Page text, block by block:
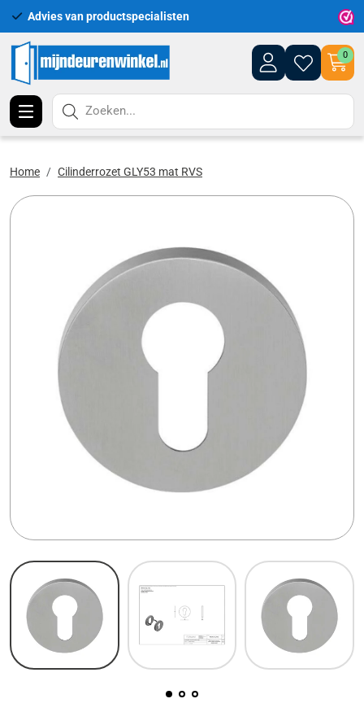
Advies van productspecialisten
0
Zoeken...
Home Cilinderrozet GLY53 mat RVS